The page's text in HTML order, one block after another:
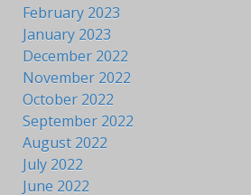
February 2023
January 2023
December 2022
November 2022
October 2022
September 2022
August 2022
July 2022
June 2022